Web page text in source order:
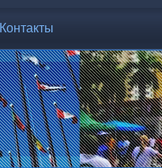
Контакты